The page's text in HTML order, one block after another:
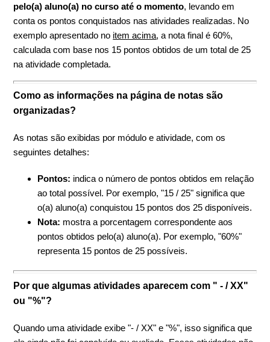
pelo(a) aluno(a) no curso até o momento, levando em
conta os pontos conquistados nas atividades realizadas. No
exemplo apresentado no item acima, a nota final é 60%,
calculada com base nos 15 pontos obtidos de um total de 25
na atividade completada.
Como as informações na página de notas são
organizadas?
As notas são exibidas por módulo e atividade, com os
seguintes detalhes:
Pontos: indica o número de pontos obtidos em relação
ao total possível. Por exemplo, "15 / 25" significa que
o(a) aluno(a) conquistou 15 pontos dos 25 disponíveis.
Nota: mostra a porcentagem correspondente aos
pontos obtidos pelo(a) aluno(a). Por exemplo, "60%"
representa 15 pontos de 25 possíveis.
Por que algumas atividades aparecem com " - / XX"
ou "%"?
Quando uma atividade exibe "- / XX" e "%", isso significa que